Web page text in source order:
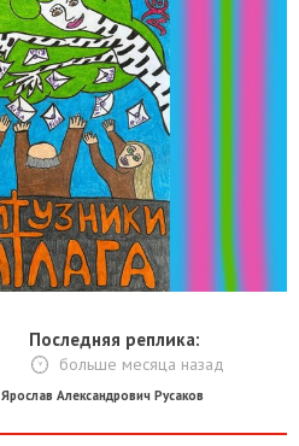
Последняя реплика:
больше месяца назад
Ярослав Александрович Русаков